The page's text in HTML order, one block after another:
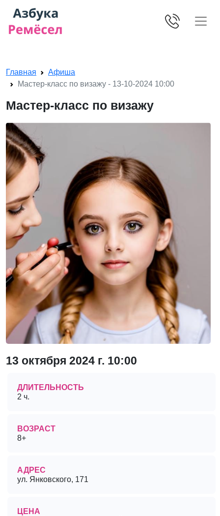
Главная
Афиша
Мастер-класс по визажу - 13-10-2024 10:00
Мастер-класс по визажу
13 октября 2024 г. 10:00
ДЛИТЕЛЬНОСТЬ
2 ч.
ВОЗРАСТ
8+
АДРЕС
ул. Янковского, 171
ЦЕНА